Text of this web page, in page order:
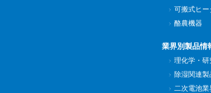
可搬式ヒ
酪農機器
業界別製品情
理化学・研
除湿関連製
二次電池業